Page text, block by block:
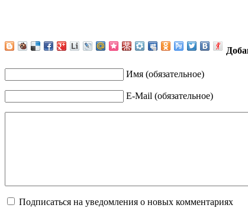
Имя (обязательное)
E-Mail (обязательное)
Подписаться на уведомления о новых комментариях